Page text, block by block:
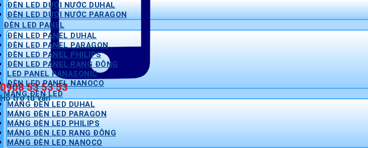
0908 53 53 53
Hỗ trợ tư vấn
ĐÈN LED DƯỚI NƯỚC DUHAL
ĐÈN LED DƯỚI NƯỚC PARAGON
ĐÈN LED PANEL
ĐÈN LED PANEL DUHAL
ĐÈN LED PANEL PARAGON
ĐÈN LED PANEL PHILIPS
ĐÈN LED PANEL RẠNG ĐÔNG
LED PANEL PANASONIC
ĐÈN LED PANEL NANOCO
MÁNG ĐÈN LED
MÁNG ĐÈN LED DUHAL
MÁNG ĐÈN LED PARAGON
MÁNG ĐÈN LED PHILIPS
MÁNG ĐÈN LED RẠNG ĐÔNG
MÁNG ĐÈN LED NANOCO